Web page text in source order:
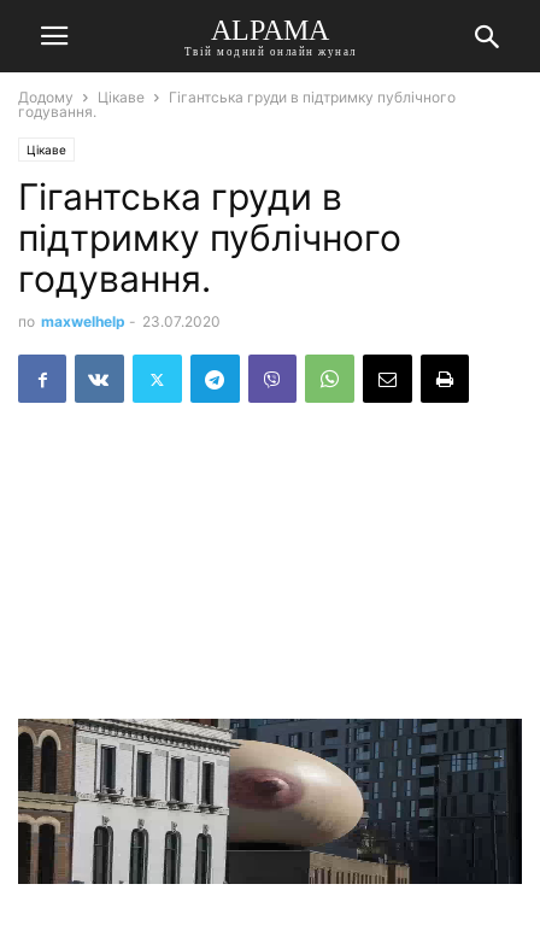
ALPAMA
Твій модний онлайн жунал
Додому Цікаве
Гігантська груди в підтримку публічного
годування.
Цікаве
Гігантська груди в
підтримку публічного
годування.
по maxwelhelp - 23.07.2020